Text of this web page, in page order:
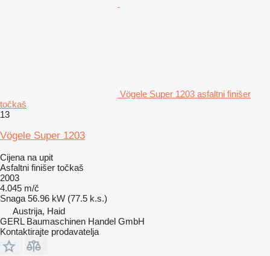
Vögele Super 1203 asfaltni finišer
točkaš
13
Vögele Super 1203
Cijena na upit
Asfaltni finišer točkaš
2003
4.045 m/č
Snaga 56.96 kW (77.5 k.s.)
Austrija, Haid
GERL Baumaschinen Handel GmbH
Kontaktirajte prodavatelja